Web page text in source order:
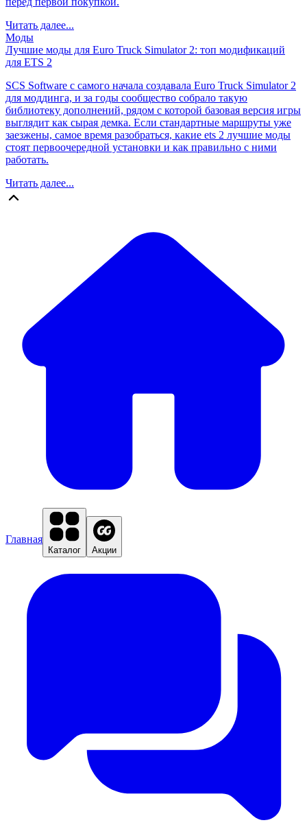
Читать далее...
Моды
Лучшие моды для Euro Truck Simulator 2: топ модификаций
для ETS 2
SCS Software с самого начала создавала Euro Truck Simulator 2
для моддинга, и за годы сообщество собрало такую
библиотеку дополнений, рядом с которой базовая версия игры
выглядит как сырая демка. Если стандартные маршруты уже
заезжены, самое время разобраться, какие ets 2 лучшие моды
стоят первоочередной установки и как правильно с ними
работать.
Читать далее...
Главная
Каталог Акции